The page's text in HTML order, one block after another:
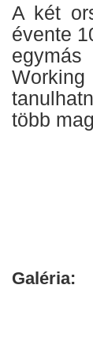
A két
évente
egymás
több
Galéria: